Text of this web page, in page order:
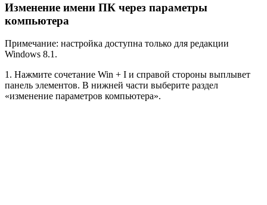
Изменение имени ПК через параметры
компьютера
Примечание: настройка доступна только для редакции
Windows 8.1.
1. Нажмите сочетание Win + I и справой стороны выплывет
панель элементов. В нижней части выберите раздел
«изменение параметров компьютера».